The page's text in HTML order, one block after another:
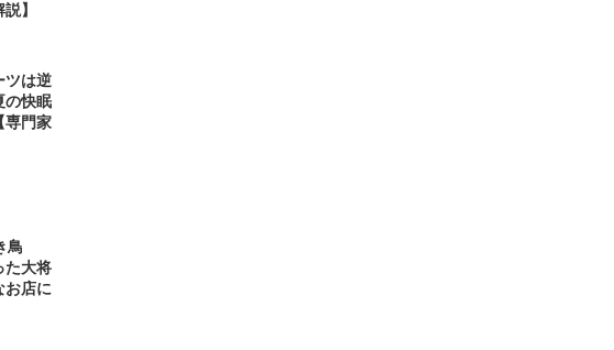
】
ツは逆
快眠
専門家
鳥
大将
お店に